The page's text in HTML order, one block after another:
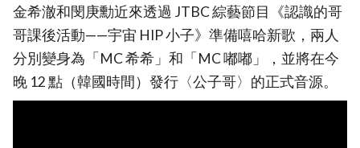
金希澈和閔庚勳近來透過 JTBC 綜藝節目《認識的哥
哥課後活動——宇宙 HIP 小子》準備嘻哈新歌，兩人
分別變身為「MC 希希」和「MC 嘟嘟」，並將在今
晚 12 點（韓國時間）發行〈公子哥〉的正式音源。